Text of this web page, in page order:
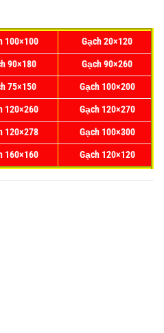
100×100
Gạch 20×120
90×180
Gạch 90×260
75×150
Gạch 100×200
120×260
Gạch 120×270
120×278
Gạch 100×300
160×160 Gạch 120×120